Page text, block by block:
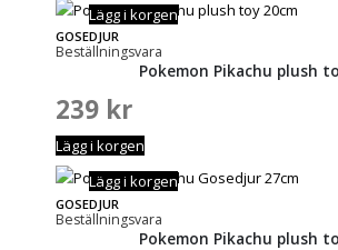
GOSEDJUR
Beställningsvara
Lägg i korgen
Pokemon Pikachu plush
239 kr
Lägg i korgen
GOSEDJUR
Beställningsvara
Lägg i korgen
Pokemon Pikachu plush